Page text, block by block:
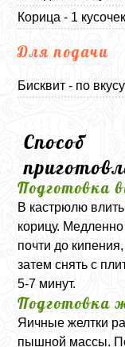
Корица - 1 кусочек
Для подачи
Бисквит - по вкусу
Способ
Подготовка
В кастрюлю
корицу.
почти до
затем снять с
5-7 минут.
Подготовка
Яичные желтки
пышной массы.